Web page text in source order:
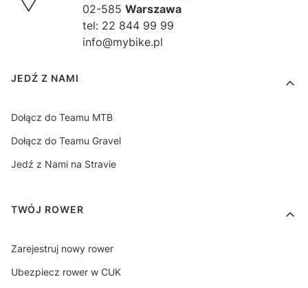
02-585 Warszawa
tel: 22 844 99 99
info@mybike.pl
Linki w stopce
JEDŹ Z NAMI
Dołącz do Teamu MTB
Dołącz do Teamu Gravel
Jedź z Nami na Stravie
TWÓJ ROWER
Zarejestruj nowy rower
Ubezpiecz rower w CUK